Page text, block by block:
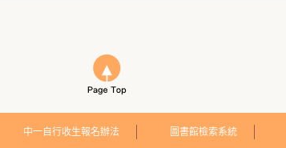
中一自行收生報名辦法 圖書館檢索系統